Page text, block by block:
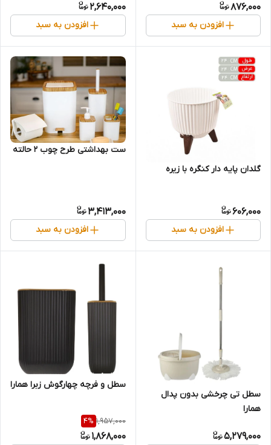
876,000
افزودن به سبد
2,640,000
افزودن به سبد
گلدان پایه دار کنگره با زیره
606,000
افزودن به سبد
ست بهداشتی طرح چوب 2 حالته
3,413,000
افزودن به سبد
سطل تی چرخشی بدون پدال
همارا
5,279,000
سطل و فرچه چهارگوش زبرا همارا
1,957,000
4%
1,868,000